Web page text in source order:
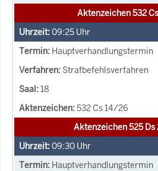
Aktenzeichen 532
09:25 Uhr
Hauptverhandlungstermin
Strafbefehlsverfahren
18
532 Cs 14/26
Aktenzeichen 525
09:30 Uhr
Hauptverhandlungstermin